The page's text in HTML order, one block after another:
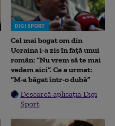
DIGI SPORT
Cel mai bogat om din
Ucraina i-a zis în față unui
român: ”Nu vrem să te mai
vedem aici”. Ce a urmat:
”M-a băgat într-o dubă”
Descarcă aplicația Digi
Sport